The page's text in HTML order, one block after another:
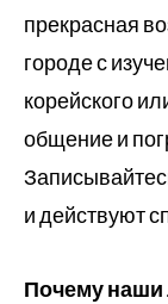
прекрасная
городе с
корейского
общение и
и действуют
Почему наши